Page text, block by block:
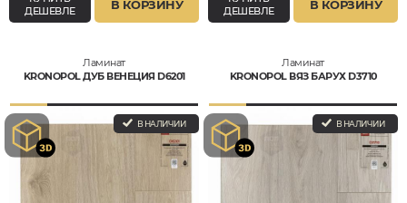
ДЕШЕВЛЕ
В КОРЗИНУ
ДЕШЕВЛЕ
В КОРЗИНУ
Ламинат
KRONOPOL ДУБ ВЕНЕЦИЯ D6201
В НАЛИЧИИ
Ламинат
KRONOPOL ВЯЗ БАРУХ D3710
В НАЛИЧИИ